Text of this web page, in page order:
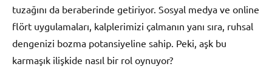
tuzağını da beraberinde getiriyor. Sosyal medya ve online
flört uygulamaları, kalplerimizi çalmanın yanı sıra, ruhsal
dengenizi bozma potansiyeline sahip. Peki, aşk bu
karmaşık ilişkide nasıl bir rol oynuyor?